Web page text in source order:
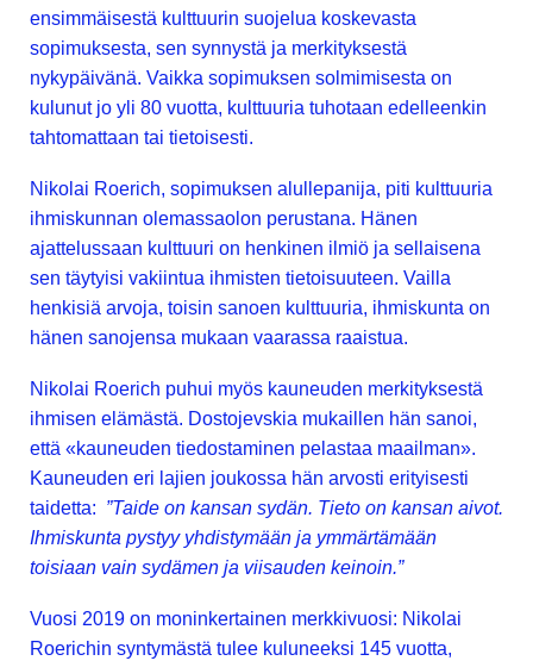
ensimmäisestä kulttuurin suojelua koskevasta
sopimuksesta, sen synnystä ja merkityksestä
nykypäivänä. Vaikka sopimuksen solmimisesta on
kulunut jo yli 80 vuotta, kulttuuria tuhotaan edelleenkin
tahtomattaan tai tietoisesti.
Nikolai Roerich, sopimuksen alullepanija, piti kulttuuria
ihmiskunnan olemassaolon perustana. Hänen
ajattelussaan kulttuuri on henkinen ilmiö ja sellaisena
sen täytyisi vakiintua ihmisten tietoisuuteen. Vailla
henkisiä arvoja, toisin sanoen kulttuuria, ihmiskunta on
hänen sanojensa mukaan vaarassa raaistua.
Nikolai Roerich puhui myös kauneuden merkityksestä
ihmisen elämästä. Dostojevskia mukaillen hän sanoi,
että «kauneuden tiedostaminen pelastaa maailman».
Kauneuden eri lajien joukossa hän arvosti erityisesti
taidetta: ”Taide on kansan sydän. Tieto on kansan aivot.
Ihmiskunta pystyy yhdistymään ja ymmärtämään
toisiaan vain sydämen ja viisauden keinoin.”
Vuosi 2019 on moninkertainen merkkivuosi: Nikolai
Roerichin syntymästä tulee kuluneeksi 145 vuotta,